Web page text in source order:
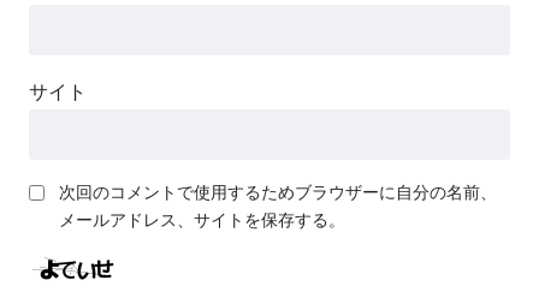
サイト
次回のコメントで使用するためブラウザーに自分の名前、
メールアドレス、サイトを保存する。